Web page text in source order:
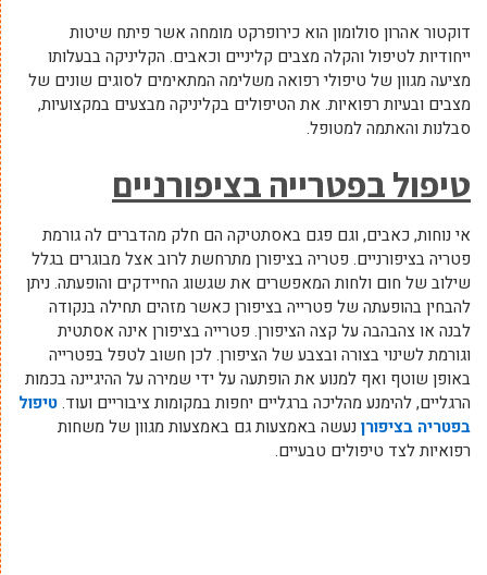
דוקטור אהרון סולומון הוא כירופרקט מומחה אשר פיתח שיטות
ייחודיות לטיפול והקלה מצבים קליניים וכאבים. הקליניקה בבעלותו
מציעה מגוון של טיפולי רפואה משלימה המתאימים לסוגים שונים של
מצבים ובעיות רפואיות. את הטיפולים בקליניקה מבצעים במקצועיות,
סבלנות והאתמה למטופל.
טיפול בפטרייה בציפורניים
אי נוחות, כאבים, וגם פגם באסתטיקה הם חלק מהדברים לה גורמת
פטריה בציפורניים. פטריה בציפורן מתרחשת לרוב אצל מבוגרים בגלל
שילוב של חום ולחות המאפשרים את שגשוג החיידקים והופעתה. ניתן
להבחין בהופעתה של פטרייה בציפורן כאשר מזהים תחילה בנקודה
לבנה או צהבהבה על קצה הציפורן. פטרייה בציפורן אינה אסתטית
וגורמת לשינוי בצורה ובצבע של הציפורן. לכן חשוב לטפל בפטרייה
באופן שוטף ואף למנוע את הופתעה על ידי שמירה על ההיגיינה בכמות
הרגליים, להימנע מהליכה ברגליים יחפות במקומות ציבוריים ועוד.טיפול
בפטריה בציפורן נעשה באמצעות גם באמצעות מגוון של משחות
רפואיות לצד טיפולים טבעיים.